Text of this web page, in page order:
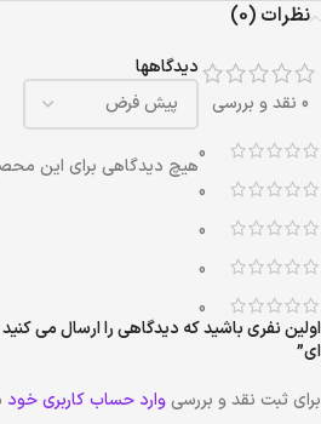
نظرات (0)
0 نقد و بررسی
0
0
0
0
0
دیدگاهها
هیچ دیدگاهی برای این
ای”
برای ثبت نقد و بررسی وارد حساب کاربری خود